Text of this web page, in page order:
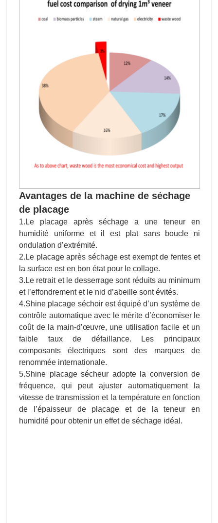
Avantages de la machine de séchage
de placage
1.Le placage après séchage a une teneur en
humidité uniforme et il est plat sans boucle ni
ondulation d’extrémité.
2.Le placage après séchage est exempt de fentes et
la surface est en bon état pour le collage.
3.Le retrait et le desserrage sont réduits au minimum
et l’effondrement et le nid d’abeille sont évités.
4.Shine placage séchoir est équipé d’un système de
contrôle automatique avec le mérite d’économiser le
coût de la main-d’œuvre, une utilisation facile et un
faible taux de défaillance. Les principaux
composants électriques sont des marques de
renommée internationale.
5.Shine placage sécheur adopte la conversion de
fréquence, qui peut ajuster automatiquement la
vitesse de transmission et la température en fonction
de l’épaisseur de placage et de la teneur en
humidité pour obtenir un effet de séchage idéal.